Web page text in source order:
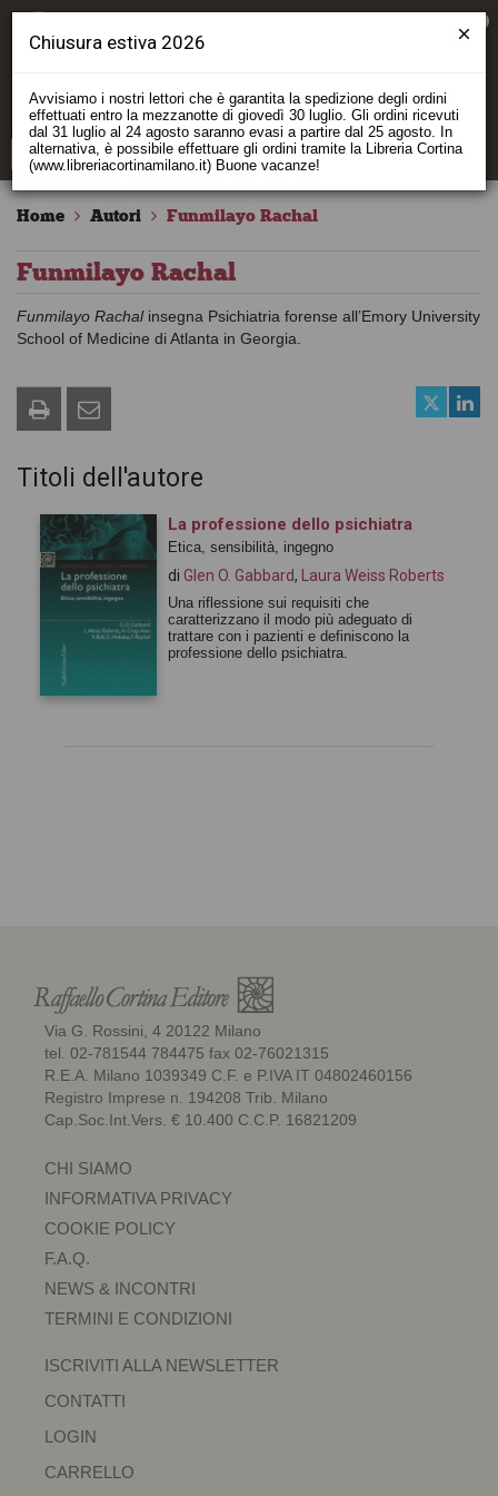
Home Autori Funmilayo Rachal
Funmilayo Rachal
Funmilayo Rachalinsegna Psichiatria forense all’Emory University
School of Medicine di Atlanta in Georgia.
Titoli dell'autore
La professione dello psichiatra
Etica, sensibilità, ingegno
di Glen O. Gabbard, Laura Weiss Roberts
Una riflessione sui requisiti che
caratterizzano il modo più adeguato di
trattare con i pazienti e definiscono la
professione dello psichiatra.
Via G. Rossini, 4 20122 Milano
tel. 02-781544 784475 fax 02-76021315
R.E.A. Milano 1039349 C.F. e P.IVA IT 04802460156
Registro Imprese n. 194208 Trib. Milano
Cap.Soc.Int.Vers. € 10.400 C.C.P. 16821209
CHI SIAMO
INFORMATIVA PRIVACY
COOKIE POLICY
F.A.Q.
NEWS & INCONTRI
TERMINI E CONDIZIONI
ISCRIVITI ALLA NEWSLETTER
CONTATTI
LOGIN
CARRELLO
Chiusura estiva 2026
Avvisiamo i nostri lettori che è garantita la spedizione degli ordini
effettuati entro la mezzanotte di giovedì 30 luglio. Gli ordini ricevuti
dal 31 luglio al 24 agosto saranno evasi a partire dal 25 agosto. In
alternativa, è possibile effettuare gli ordini tramite la Libreria Cortina
(www.libreriacortinamilano.it) Buone vacanze!